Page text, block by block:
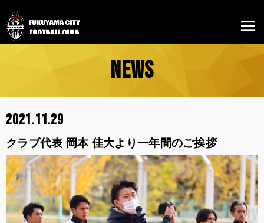
NEWS
2021.11.29
クラブ代表 岡本 佳大より一年間のご挨拶